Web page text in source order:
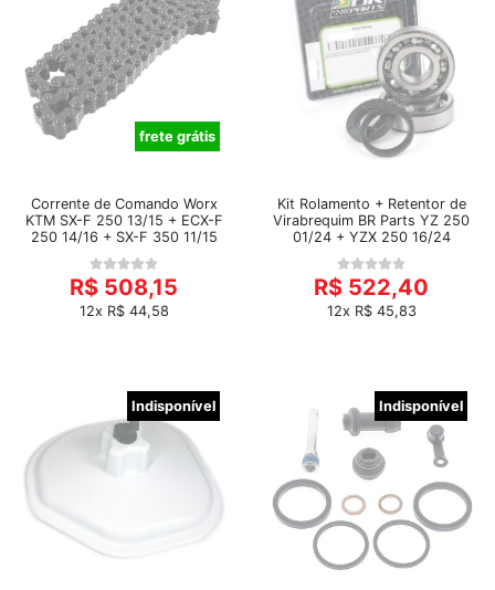
frete grátis
Corrente de Comando Worx
KTM SX-F 250 13/15 + ECX-F
250 14/16 + SX-F 350 11/15
R$ 508,15
12x R$ 44,58
Kit Rolamento + Retentor de
Virabrequim BR Parts YZ 250
01/24 + YZX 250 16/24
R$ 522,40
12x R$ 45,83
Indisponível Indisponível